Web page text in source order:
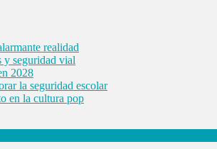
realidad
y seguridad vial
2028
la seguridad escolar
en la cultura pop